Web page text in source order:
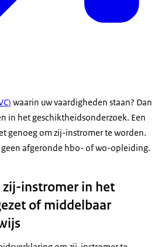
waarin uw vaardigheden staan? Dan
in het geschiktheidsonderzoek. Een
genoeg om zij-instromer te worden.
geen afgeronde hbo- of wo-opleiding.
zij-instromer in het
of middelbaar